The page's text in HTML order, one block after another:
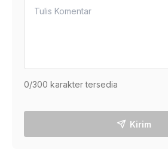
0/300 karakter tersedia
Kirim